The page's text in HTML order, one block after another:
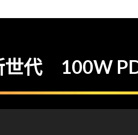
世代 100W